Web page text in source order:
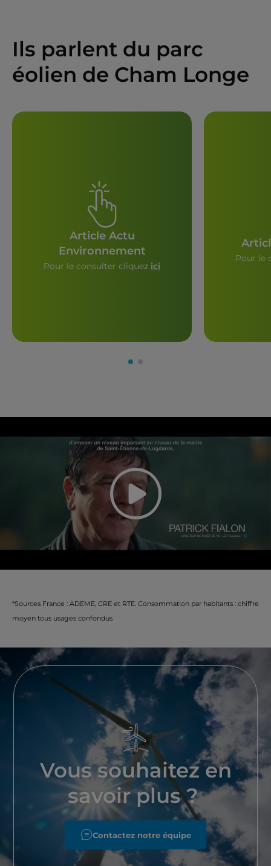
Ils parlent du parc
éolien de Cham Longe
Article Actu
Environnement
Pour le consulter cliquez ici
Pour le
Play the
*Sources France : ADEME, CRE et RTE. Consommation par habitants : chiffre
moyen tous usages confondus
Vous souhaitez en
savoir plus ?
Contactez notre équipe